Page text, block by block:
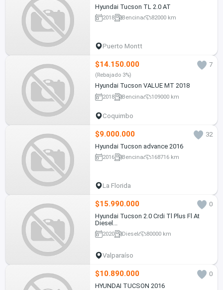
Hyundai Tucson TL 2.0 AT
2018 Bencina 82000 km
Puerto Montt
$14.150.000 7
(Rebajado 3%)
Hyundai Tucson VALUE MT 2018
2018 Bencina 109000 km
Coquimbo
$9.000.000
32
Hyundai Tucson advance 2016
2016 Bencina 168716 km
La Florida
$15.990.000
0
Hyundai Tucson 2.0 Crdi Tl Plus Fl At
Diesel...
2020 Diesel 80000 km
Valparaíso
$10.890.000
0
HYUNDAI TUCSON 2016